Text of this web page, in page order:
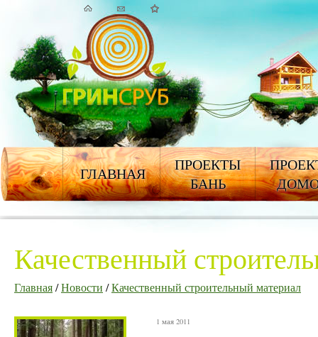
ГЛАВНАЯ
ПРОЕКТЫ
БАНЬ
Качественный
Главная/Новости /Качественный строительный материал
1 мая 2011